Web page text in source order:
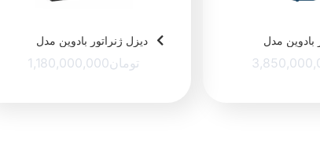
بادوین مدل
دیزل ژنراتور بادوین مدل
تومان1,180,000,000